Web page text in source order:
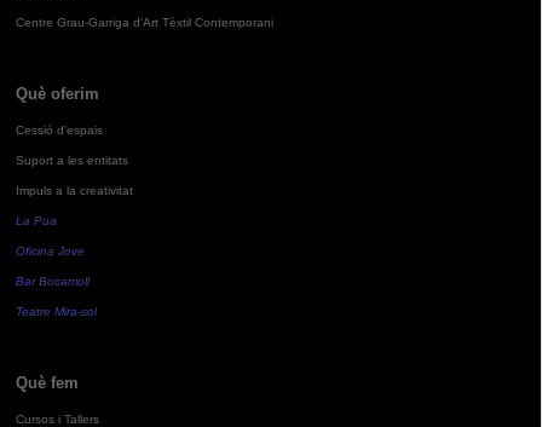
Centre Grau-Garriga d'Art Tèxtil Contemporani
Què oferim
Cessió d'espais
Suport a les entitats
Impuls a la creativitat
La Pua
Oficina Jove
Bar Bocamoll
Teatre Mira-sol
Què fem
Cursos i Tallers